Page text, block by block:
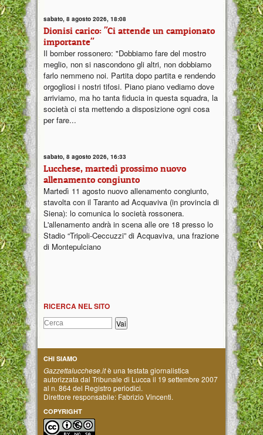
sabato, 8 agosto 2026, 18:08
Dionisi carico: "Ci attende un campionato
importante"
Il bomber rossonero: "Dobbiamo fare del mostro
meglio, non si nascondono gli altri, non dobbiamo
farlo nemmeno noi. Partita dopo partita e rendendo
orgogliosi i nostri tifosi. Piano piano vediamo dove
arriviamo, ma ho tanta fiducia in questa squadra, la
società ci sta mettendo a disposizione ogni cosa
per fare...
sabato, 8 agosto 2026, 16:33
Lucchese, martedì prossimo nuovo
allenamento congiunto
Martedì 11 agosto nuovo allenamento congiunto,
stavolta con il Taranto ad Acquaviva (in provincia di
Siena): lo comunica lo società rossonera.
L'allenamento andrà in scena alle ore 18 presso lo
Stadio “Tripoli-Ceccuzzi” di Acquaviva, una frazione
di Montepulciano
RICERCA NEL SITO
CHI SIAMO
Gazzettalucchese.itè una testata giornalistica
autorizzata dal Tribunale di Lucca il 19 settembre 2007
al n. 864 del Registro periodici.
Direttore responsabile: Fabrizio Vincenti.
COPYRIGHT